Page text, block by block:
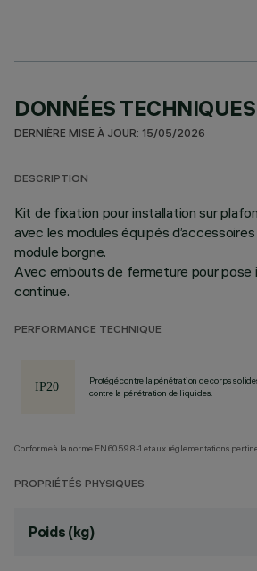
DONNÉES TECHNIQUES
DERNIÈRE MISE À JOUR: 15/05/2026
DESCRIPTION
Kit de fixation pour installation sur
avec les modules équipés
module borgne.
Avec embouts de fermeture pour pose
continue.
PERFORMANCE TECHNIQUE
Protégé contre la pénétration de corps
contre la pénétration de liquides.
Conforme à la norme EN60598-1 et aux réglementations
PROPRIÉTÉS PHYSIQUES
Poids (kg)